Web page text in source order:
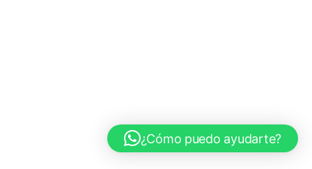
¿Cómo puedo ayudarte?